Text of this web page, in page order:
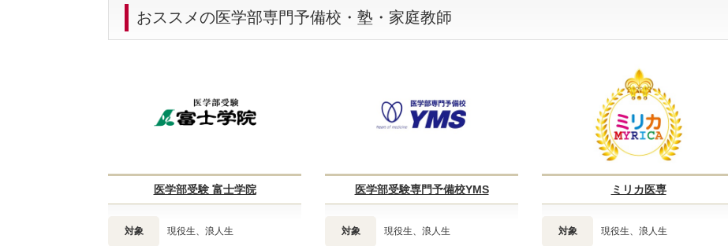
おススメの医学部専門予備校・塾・家庭教師
医学部受験 富士学院
対象 現役生、浪人生
医学部受験専門予備校YMS
対象 現役生、浪人生
ミリカ医専
対象 現役生、浪人生